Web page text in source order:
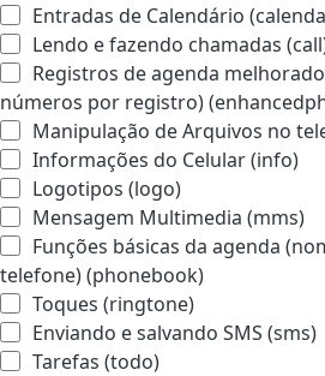
Entradas de Calendário
Lendo e fazendo chamadas
Registros de agenda
números por registro)
Manipulação de Arquivos no
Informações do Celular (info)
Logotipos (logo)
Mensagem Multimedia (mms)
Funções básicas da agenda
telefone) (phonebook)
Toques (ringtone)
Enviando e salvando SMS (sms)
Tarefas (todo)